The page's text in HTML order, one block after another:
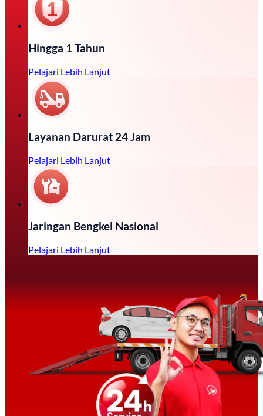
Hingga 1 Tahun
Pelajari Lebih Lanjut
Layanan Darurat 24 Jam
Pelajari Lebih Lanjut
Jaringan Bengkel Nasional
Pelajari Lebih Lanjut